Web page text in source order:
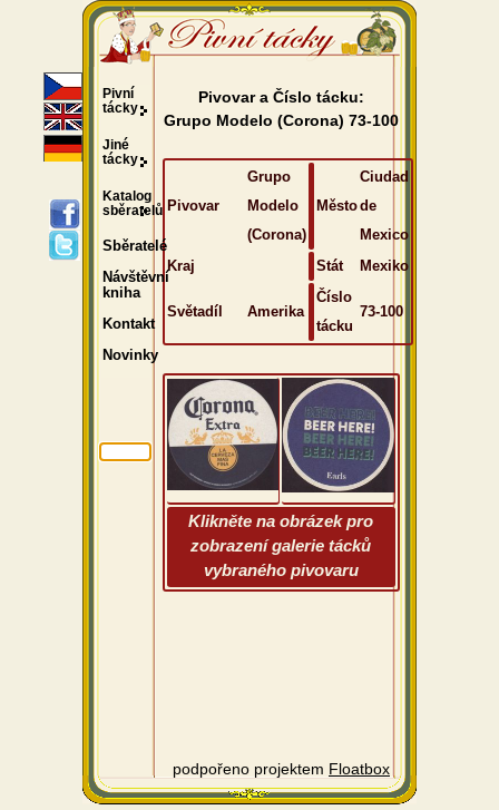
Pivovar a Číslo tácku:
Grupo Modelo (Corona) 73-100
Pivovar
Grupo
Modelo
(Corona)
Město
Ciudad
de
Mexico
Kraj
Stát Mexiko
Světadíl Amerika
Číslo
tácku
73-100
Klikněte na obrázek pro
zobrazení galerie tácků
vybraného pivovaru
podpořeno projektem Floatbox
Pivní
tácky
Jiné
tácky
Katalog
sběratelů
Sběratelé
Návštěvní
kniha
Kontakt
Novinky